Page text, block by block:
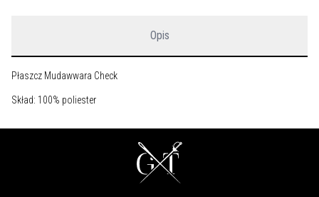
Opis
Płaszcz Mudawwara Check
Skład: 100% poliester